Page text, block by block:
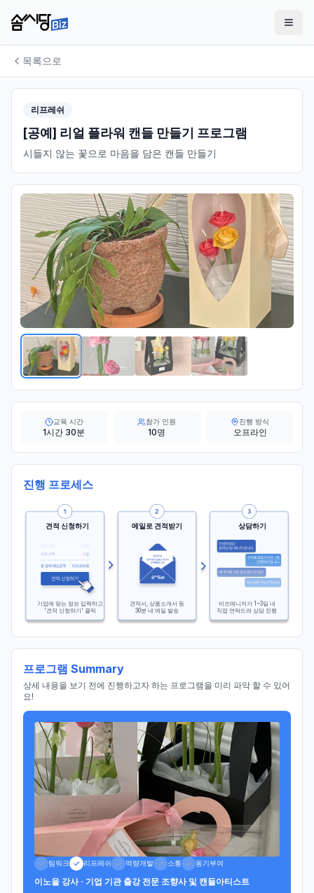
목록으로
리프레쉬
[공예] 리얼 플라워 캔들 만들기 프로그램
시들지 않는 꽃으로 마음을 담은 캔들 만들기
교육 시간
1시간 30분
참가 인원
10명
진행 방식
오프라인
진행 프로세스
견적 신청하기
기업에 맞는 정보 입력하고
'견적 신청하기' 클릭
메일로 견적받기
견적서, 상품소개서 등
30분 내 메일 발송
상담하기
비즈매니저가 1~3일 내
직접 연락드려 상담 진행
프로그램 Summary
상세 내용을 보기 전에 진행하고자 하는 프로그램을 미리 파악 할 수 있어
요!
팀워크 리프레쉬 역량개발 소통 동기부여
이노을 강사 · 기업 기관 출강 전문 조향사 및 캔들아티스트